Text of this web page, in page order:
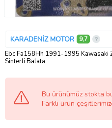
KARADENİZ MOTOR 9,7
Ebc Fa158Hh 1991-1995 Kawasaki
Sinterli Balata
Bu ürünümüz stokta
Farklı ürün